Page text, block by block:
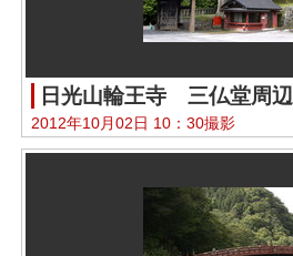
日光山輪王寺 三仏堂周辺
2012年10月02日 10：30撮影